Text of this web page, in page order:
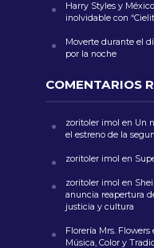
Harry Styles y
inolvidable con
Moverte durante el
por la noche
COMENTARIOS
zoritoler imol en Un
el estreno de la
zoritoler imol en
zoritoler imol en
anuncia reapertura
justicia y cultura
Florería Mrs. Flowers
Música, Color y